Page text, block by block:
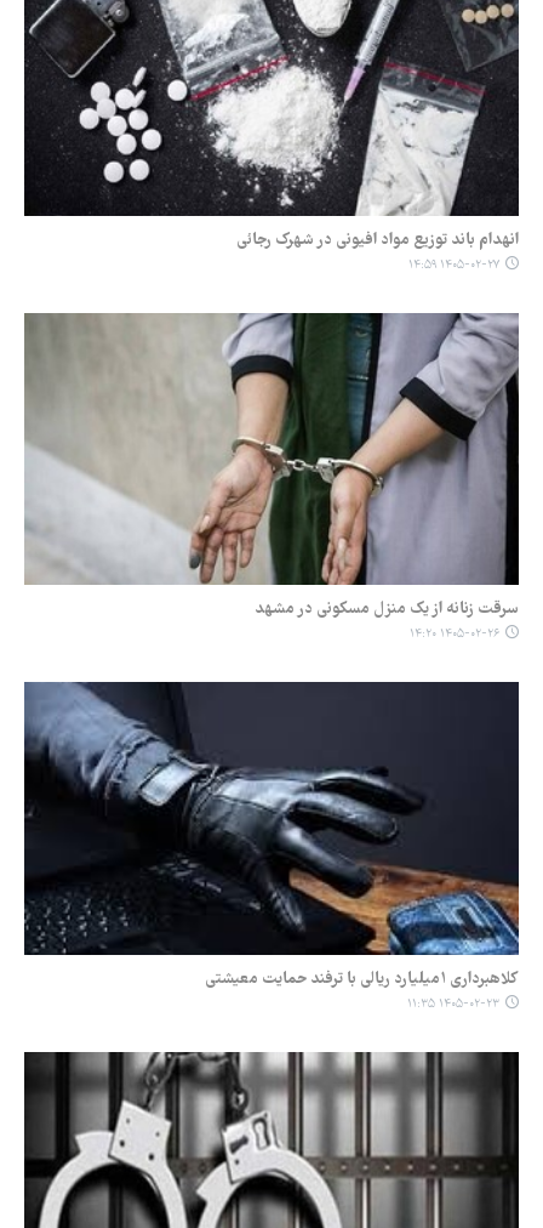
انهدام باند توزیع مواد افیونی در شهرک رجائی
۱۴۰۵-۰۲-۲۷ ۱۴:۵۹
سرقت زنانه از یک منزل مسکونی در مشهد
۱۴۰۵-۰۲-۲۶ ۱۴:۲۰
کلاهبرداری ۱میلیارد ریالی با ترفند حمایت معیشتی
۱۴۰۵-۰۲-۲۳ ۱۱:۳۵